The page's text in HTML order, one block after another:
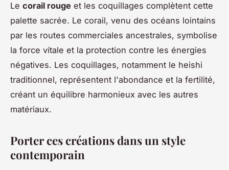
Le corail rouge et les coquillages complètent cette
palette sacrée. Le corail, venu des océans lointains
par les routes commerciales ancestrales, symbolise
la force vitale et la protection contre les énergies
négatives. Les coquillages, notamment le heishi
traditionnel, représentent l'abondance et la fertilité,
créant un équilibre harmonieux avec les autres
matériaux.
Porter ces créations dans un style
contemporain